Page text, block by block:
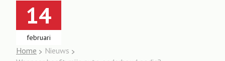
14
februari
Home
Nieuws